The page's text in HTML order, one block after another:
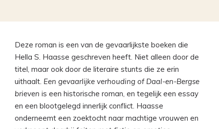
Deze roman is een van de gevaarlijkste boeken die
Hella S. Haasse geschreven heeft. Niet alleen door de
titel, maar ook door de literaire stunts die ze erin
uithaalt. Een gevaarlijke verhouding of Daal-en-Bergse
brieven is een historische roman, en tegelijk een essay
en een blootgelegd innerlijk conflict. Haasse
onderneemt een zoektocht naar machtige vrouwen en